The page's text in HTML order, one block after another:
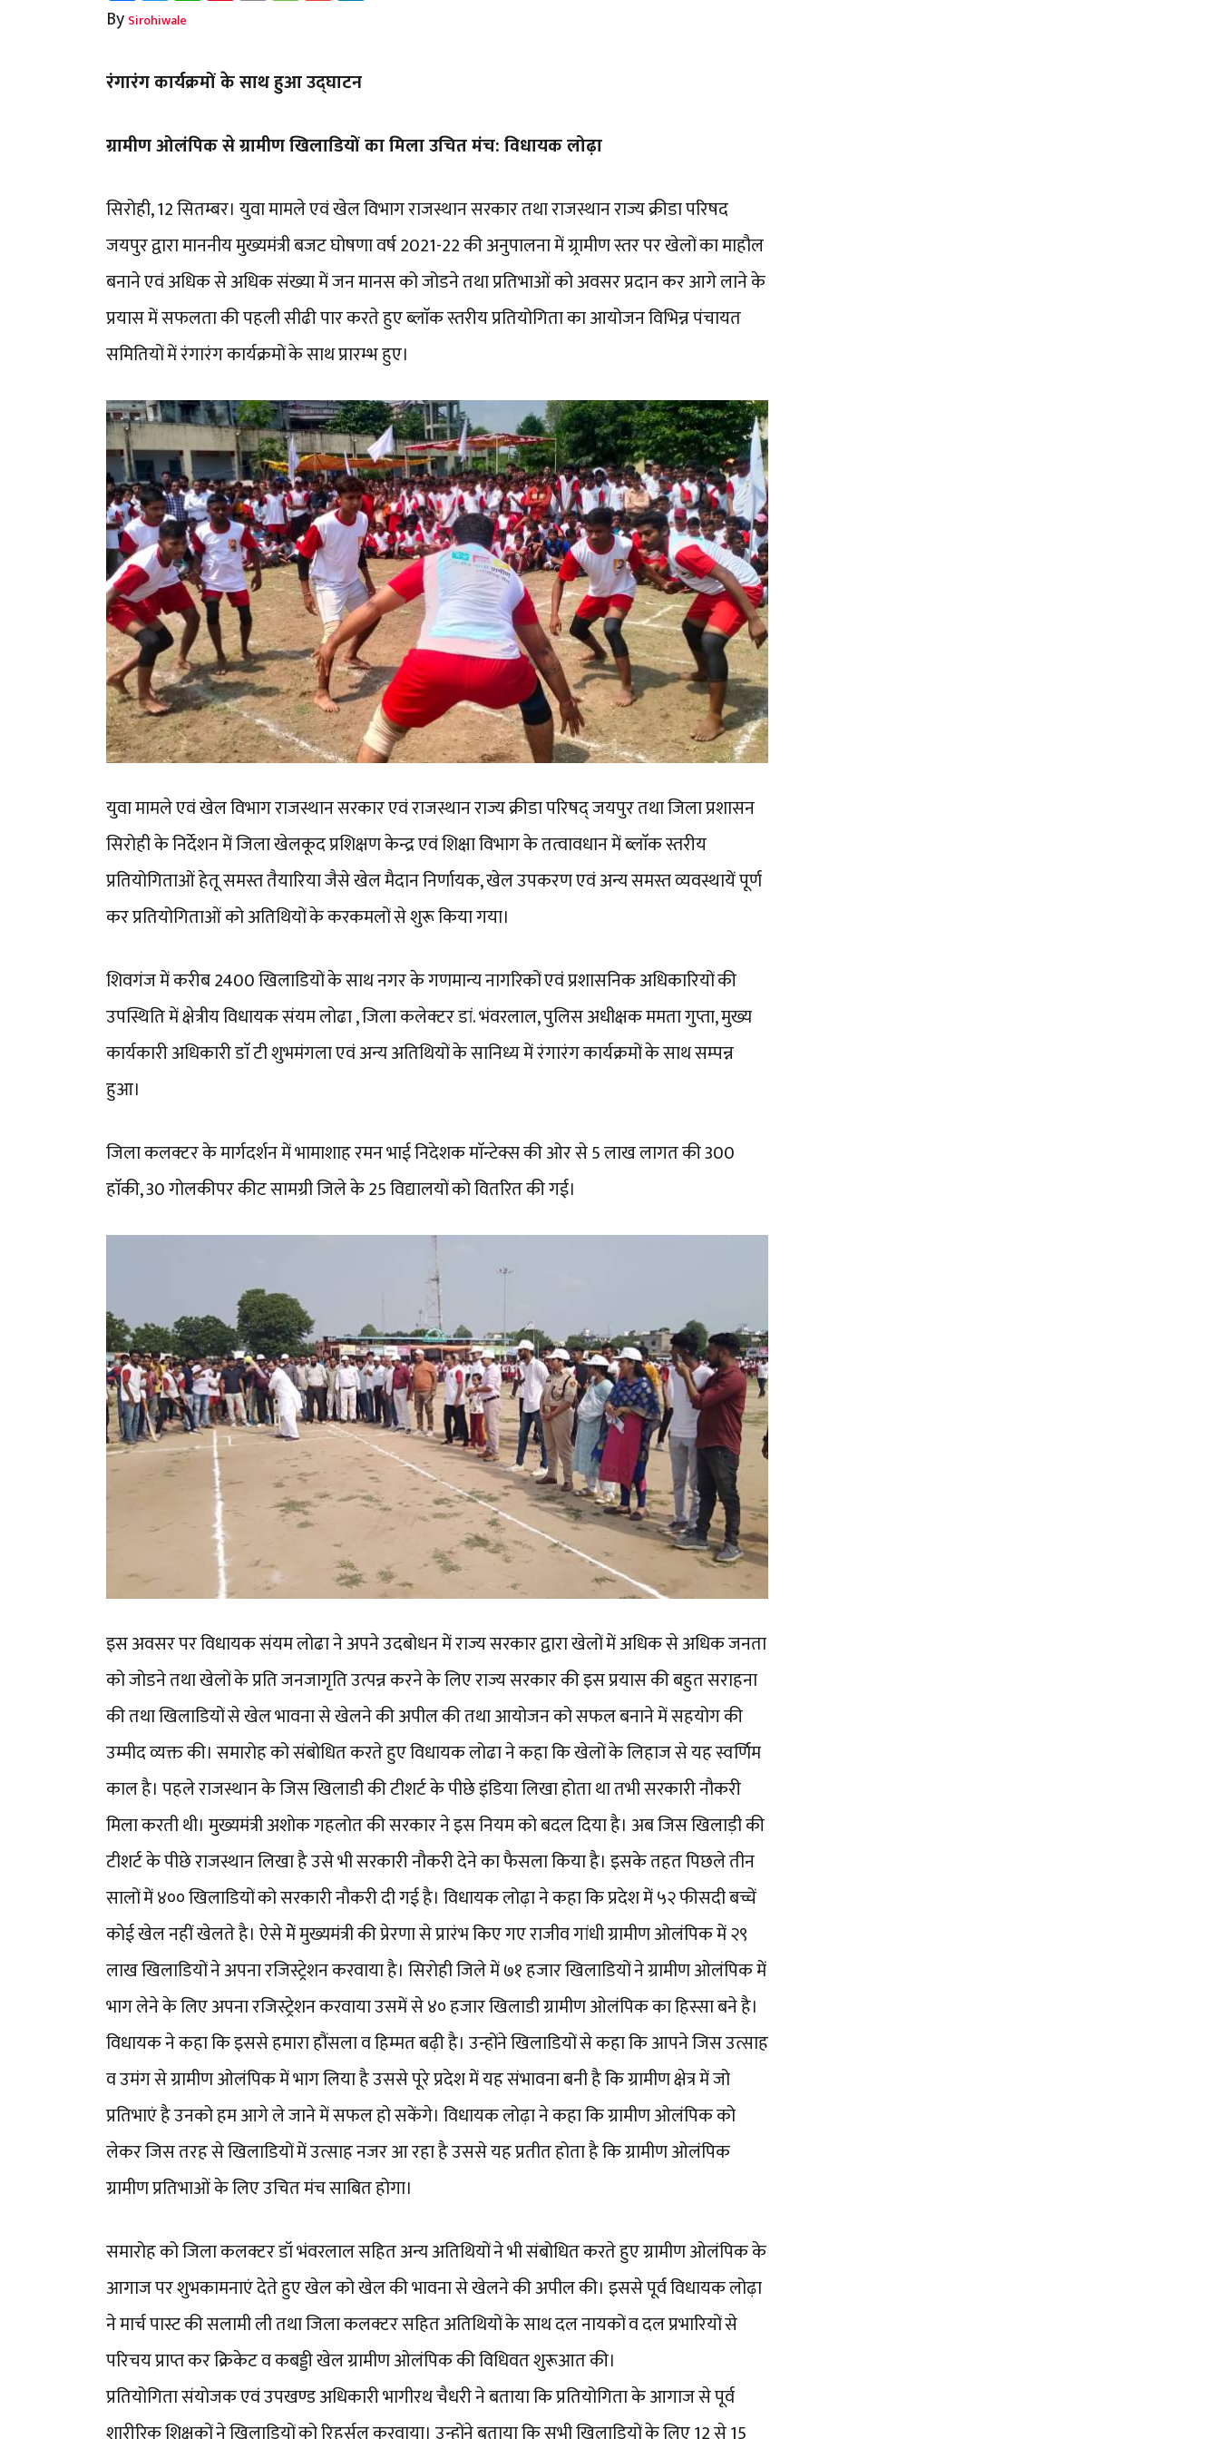
By Sirohiwale
रंगारंग कार्यक्रमों के साथ हुआ उद्घाटन
ग्रामीण ओलंपिक से ग्रामीण खिलाडियों का मिला उचित मंच: विधायक लोढ़ा
सिरोही, 12 सितम्बर। युवा मामले एवं खेल विभाग राजस्थान सरकार तथा राजस्थान राज्य क्रीडा परिषद
जयपुर द्वारा माननीय मुख्यमंत्री बजट घोषणा वर्ष 2021-22 की अनुपालना में ग्र्रामीण स्तर पर खेलों का माहौल
बनाने एवं अधिक से अधिक संख्या में जन मानस को जोडने तथा प्रतिभाओं को अवसर प्रदान कर आगे लाने के
प्रयास में सफलता की पहली सीढी पार करते हुए ब्लाॅक स्तरीय प्रतियोगिता का आयोजन विभिन्न पंचायत
समितियों में रंगारंग कार्यक्रमों के साथ प्रारम्भ हुए।
युवा मामले एवं खेल विभाग राजस्थान सरकार एवं राजस्थान राज्य क्रीडा परिषद् जयपुर तथा जिला प्रशासन
सिरोही के निर्देशन में जिला खेलकूद प्रशिक्षण केन्द्र एवं शिक्षा विभाग के तत्वावधान में ब्लाॅक स्तरीय
प्रतियोगिताओं हेतू समस्त तैयारिया जैसे खेल मैदान निर्णायक, खेल उपकरण एवं अन्य समस्त व्यवस्थायें पूर्ण
कर प्रतियोगिताओं को अतिथियों के करकमलों से शुरू किया गया।
शिवगंज में करीब 2400 खिलाडियों के साथ नगर के गणमान्य नागरिकों एवं प्रशासनिक अधिकारियों की
उपस्थिति में क्षेत्रीय विधायक संयम लोढा , जिला कलेक्टर डां. भंवरलाल, पुलिस अधीक्षक ममता गुप्ता, मुख्य
कार्यकारी अधिकारी डाॅ टी शुभमंगला एवं अन्य अतिथियों के सानिध्य में रंगारंग कार्यक्रमों के साथ सम्पन्न
हुआ।
जिला कलक्टर के मार्गदर्शन में भामाशाह रमन भाई निदेशक माॅन्टेक्स की ओर से 5 लाख लागत की 300
हाॅकी, 30 गोलकीपर कीट सामग्री जिले के 25 विद्यालयों को वितरित की गई।
इस अवसर पर विधायक संयम लोढा ने अपने उदबोधन में राज्य सरकार द्वारा खेलों में अधिक से अधिक जनता
को जोडने तथा खेलों के प्रति जनजागृति उत्पन्न करने के लिए राज्य सरकार की इस प्रयास की बहुत सराहना
की तथा खिलाडियों से खेल भावना से खेलने की अपील की तथा आयोजन को सफल बनाने में सहयोग की
उम्मीद व्यक्त की। समारोह को संबोधित करते हुए विधायक लोढा ने कहा कि खेलों के लिहाज से यह स्वर्णिम
काल है। पहले राजस्थान के जिस खिलाडी की टीशर्ट के पीछे इंडिया लिखा होता था तभी सरकारी नौकरी
मिला करती थी। मुख्यमंत्री अशोक गहलोत की सरकार ने इस नियम को बदल दिया है। अब जिस खिलाड़ी की
टीशर्ट के पीछे राजस्थान लिखा है उसे भी सरकारी नौकरी देने का फैसला किया है। इसके तहत पिछले तीन
सालों में ४०० खिलाडियों को सरकारी नौकरी दी गई है। विधायक लोढ़ा ने कहा कि प्रदेश में ५२ फीसदी बच्चें
कोई खेल नहीं खेलते है। ऐसे मेें मुख्यमंत्री की प्रेरणा से प्रारंभ किए गए राजीव गांधी ग्रामीण ओलंपिक में २९
लाख खिलाडियों ने अपना रजिस्ट्रेशन करवाया है। सिरोही जिले में ७१ हजार खिलाडियों ने ग्रामीण ओलंपिक में
भाग लेने के लिए अपना रजिस्ट्रेशन करवाया उसमें से ४० हजार खिलाडी ग्रामीण ओलंपिक का हिस्सा बने है।
विधायक ने कहा कि इससे हमारा हौंसला व हिम्मत बढ़ी है। उन्होंने खिलाडियों से कहा कि आपने जिस उत्साह
व उमंग से ग्रामीण ओलंपिक में भाग लिया है उससे पूरे प्रदेश में यह संभावना बनी है कि ग्रामीण क्षेत्र में जो
प्रतिभाएं है उनको हम आगे ले जाने में सफल हो सकेंगे। विधायक लोढ़ा ने कहा कि ग्रामीण ओलंपिक को
लेकर जिस तरह से खिलाडियों में उत्साह नजर आ रहा है उससे यह प्रतीत होता है कि ग्रामीण ओलंपिक
ग्रामीण प्रतिभाओं के लिए उचित मंच साबित होगा।
समारोह को जिला कलक्टर डॉ भंवरलाल सहित अन्य अतिथियों ने भी संबोधित करते हुए ग्रामीण ओलंपिक के
आगाज पर शुभकामनाएं देते हुए खेल को खेल की भावना से खेलने की अपील की। इससे पूर्व विधायक लोढ़ा
ने मार्च पास्ट की सलामी ली तथा जिला कलक्टर सहित अतिथियों के साथ दल नायकों व दल प्रभारियों से
परिचय प्राप्त कर क्रिकेट व कबड्डी खेल ग्रामीण ओलंपिक की विधिवत शुरूआत की।
प्रतियोगिता संयोजक एवं उपखण्ड अधिकारी भागीरथ चैधरी ने बताया कि प्रतियोगिता के आगाज से पूर्व